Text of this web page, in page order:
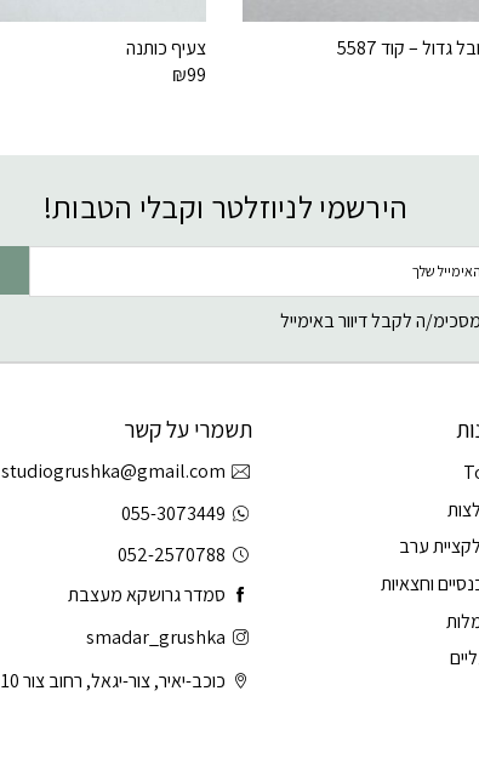
גדול – קוד 5587
צעיף כותנה
₪99
הירשמי לניוזלטר וקבלי הטבות!
ה לקבל דיוור באימייל
ערב
וחצאיות
תשמרי על קשר
studiogrushka@gmail.com
055-3073449
052-2570788
סמדר גרושקא מעצבת
smadar_grushka
כוכב-יאיר, צור-יגאל, רחוב צור 10